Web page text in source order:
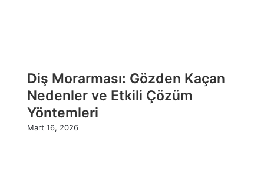
Diş Morarması: Gözden Kaçan
Nedenler ve Etkili Çözüm
Yöntemleri
Mart 16, 2026